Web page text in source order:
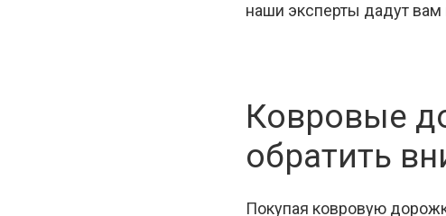
наши эксперты дадут вам
Ковровые
обратить
Покупая ковровую